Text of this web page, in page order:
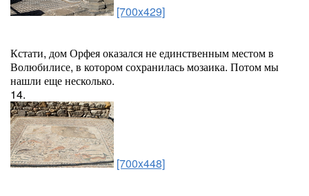
[700x429]
Кстати, дом Орфея оказался не единственным местом в
Волюбилисе, в котором сохранилась мозаика. Потом мы
нашли еще несколько.
14.
[700x448]